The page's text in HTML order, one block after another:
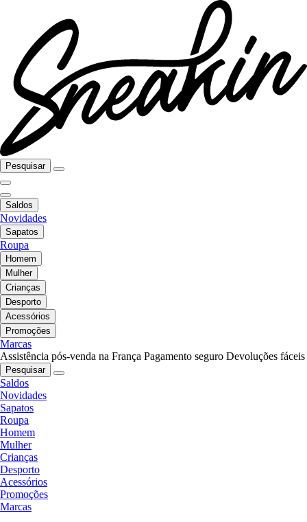
Pesquisar
Saldos
Novidades
Sapatos
Roupa
Homem
Mulher
Crianças
Desporto
Acessórios
Promoções
Marcas
Assistência pós-venda na França Pagamento seguro Devoluções fáceis
Pesquisar
Saldos
Novidades
Sapatos
Roupa
Homem
Mulher
Crianças
Desporto
Acessórios
Promoções
Marcas